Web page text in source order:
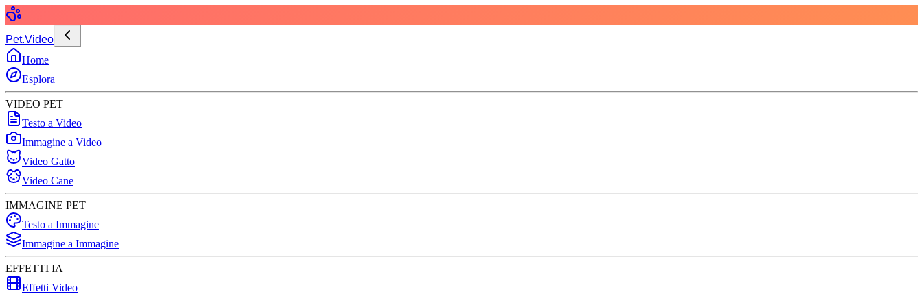
Pet.Video
Home
Esplora
VIDEO PET
Testo a Video
Immagine a Video
Video Gatto
Video Cane
IMMAGINE PET
Testo a Immagine
Immagine a Immagine
EFFETTI IA
Effetti Video